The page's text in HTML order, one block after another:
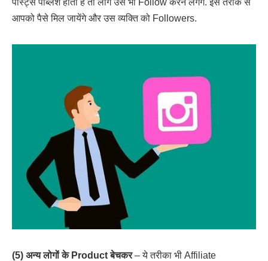
आपको पैसे मिल जायेंगे और उस व्यक्ति को Followers.
(5) अन्य लोगों के Product बेचकर– ये तरीका भी Affiliate